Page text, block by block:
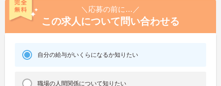
＼応募の前に…／
この求人について問い合わせる
自分の給与がいくらになるか知りたい
職場の人間関係について知りたい